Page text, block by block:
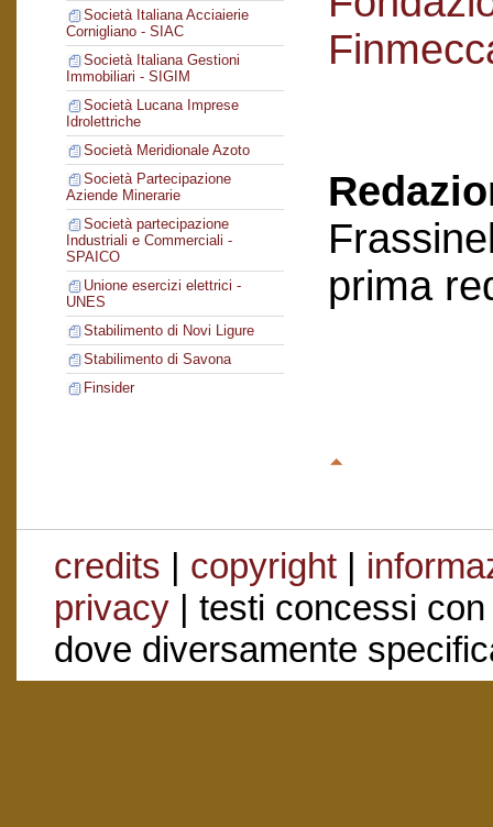
Società Italiana Acciaierie
Cornigliano - SIAC
Società Italiana Gestioni
Immobiliari - SIGIM
Società Lucana Imprese
Idrolettriche
Società Meridionale Azoto
Società Partecipazione
Aziende Minerarie
Società partecipazione
Industriali e Commerciali -
SPAICO
Unione esercizi elettrici -
UNES
Stabilimento di Novi Ligure
Stabilimento di Savona
Finsider
prima
credits | copyright|
privacy| testi concessi
dove diversamente